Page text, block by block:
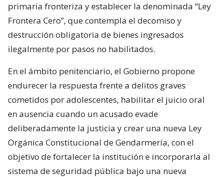
primaria fronteriza y establecer la denominada “Ley
Frontera Cero”, que contempla el decomiso y
destrucción obligatoria de bienes ingresados
ilegalmente por pasos no habilitados.
En el ámbito penitenciario, el Gobierno propone
endurecer la respuesta frente a delitos graves
cometidos por adolescentes, habilitar el juicio oral
en ausencia cuando un acusado evade
deliberadamente la justicia y crear una nueva Ley
Orgánica Constitucional de Gendarmería, con el
objetivo de fortalecer la institución e incorporarla al
sistema de seguridad pública bajo una nueva